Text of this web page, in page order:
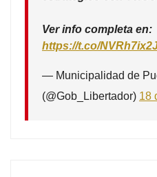
Ver info completa en:
https://t.co/
— Municipalidad de
(@Gob_Libertador) 18